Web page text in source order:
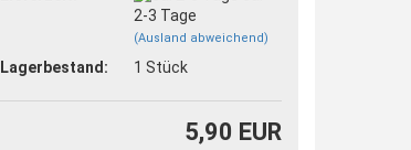
2-3 Tage
(Ausland abweichend)
Lagerbestand: 1Stück
5,90 EUR